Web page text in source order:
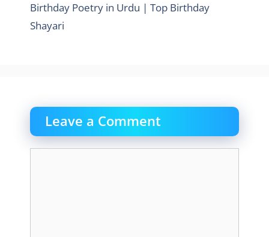
Birthday Poetry in Urdu | Top Birthday
Shayari
Leave a Comment